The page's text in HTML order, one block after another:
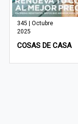
345 | Octubre
2025
COSAS DE CASA